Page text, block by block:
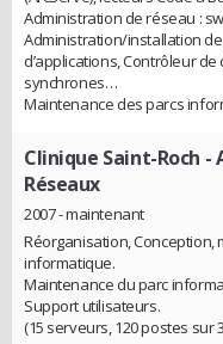
Administration de réseau :
Administration/installation
d’applications, Contrôleur
synchrones…
Maintenance des parcs
Clinique Saint-Roch -
Réseaux
2007 - maintenant
Réorganisation,
informatique.
Maintenance du parc
Support utilisateurs.
(15 serveurs, 120 postes sur